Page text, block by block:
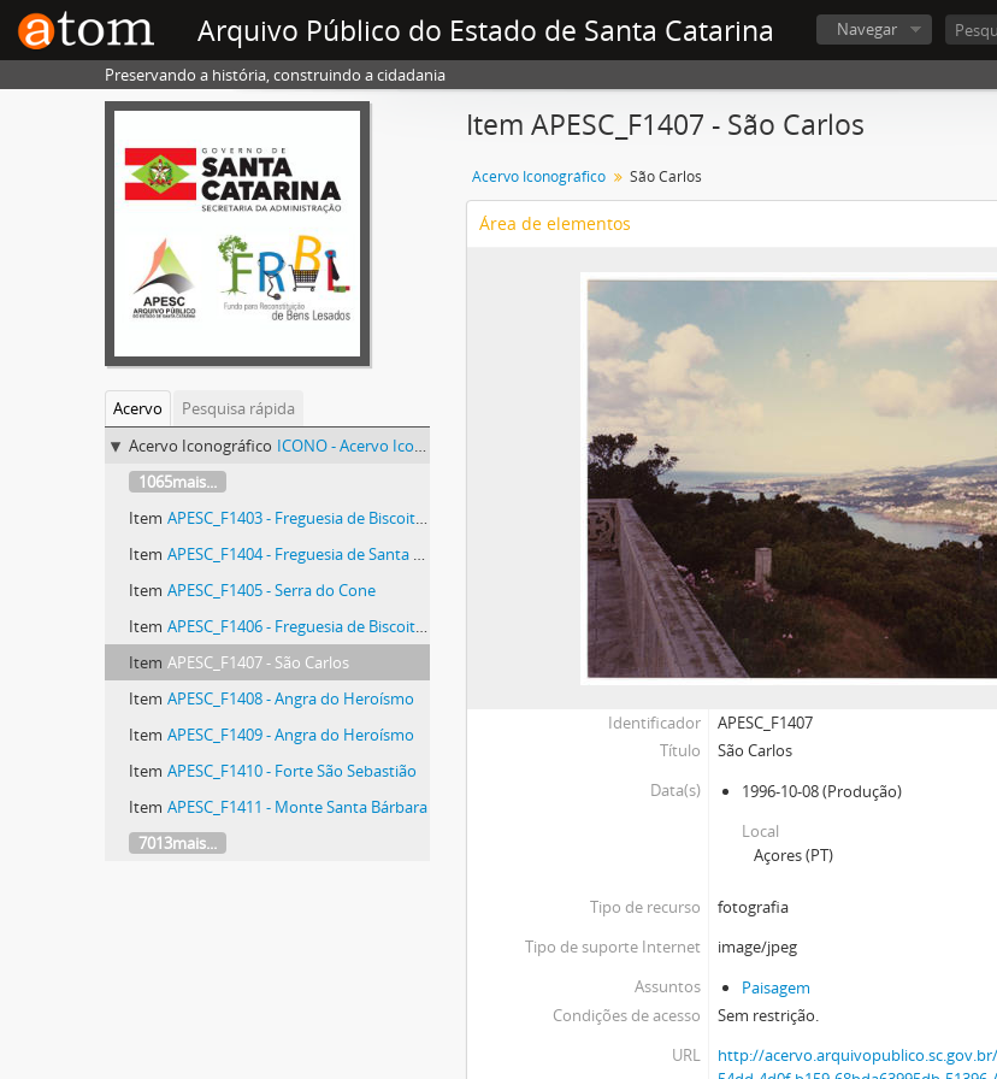
Arquivo Público do Estado de Santa Catarina Navegar
Preservando a história, construindo a cidadania
Acervo
Pesquisa rápida
Acervo Iconográfico ICONO - Acervo Iconográfico
1065mais...
Item APESC_F1403 - Freguesia de Biscoitos
Item APESC_F1404 - Freguesia de Santa Barbara
Item APESC_F1405 - Serra do Cone
Item APESC_F1406 - Freguesia de Biscoitos
Item APESC_F1407 - São Carlos
Item APESC_F1408 - Angra do Heroísmo
Item APESC_F1409 - Angra do Heroísmo
Item APESC_F1410 - Forte São Sebastião
Item APESC_F1411 - Monte Santa Bárbara
7013mais...
Item APESC_F1407 - São Carlos
Acervo Iconográfico São Carlos
Área de elementos
Identificador
APESC_F1407
Título
São Carlos
Data(s)
1996-10-08(Produção)
Local
Açores (PT)
Tipo de recurso
fotografia
Tipo de suporte Internet
image/jpeg
Assuntos
Paisagem
Condições de acesso
Sem restrição.
URL
http://